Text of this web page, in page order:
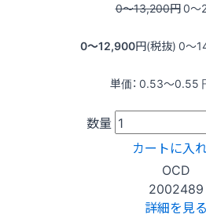
0〜13,200円0〜
0〜12,900円(税抜) 0〜
単価： 0.53〜0.55
数量
カートに入
OCD
2002489
詳細を見る